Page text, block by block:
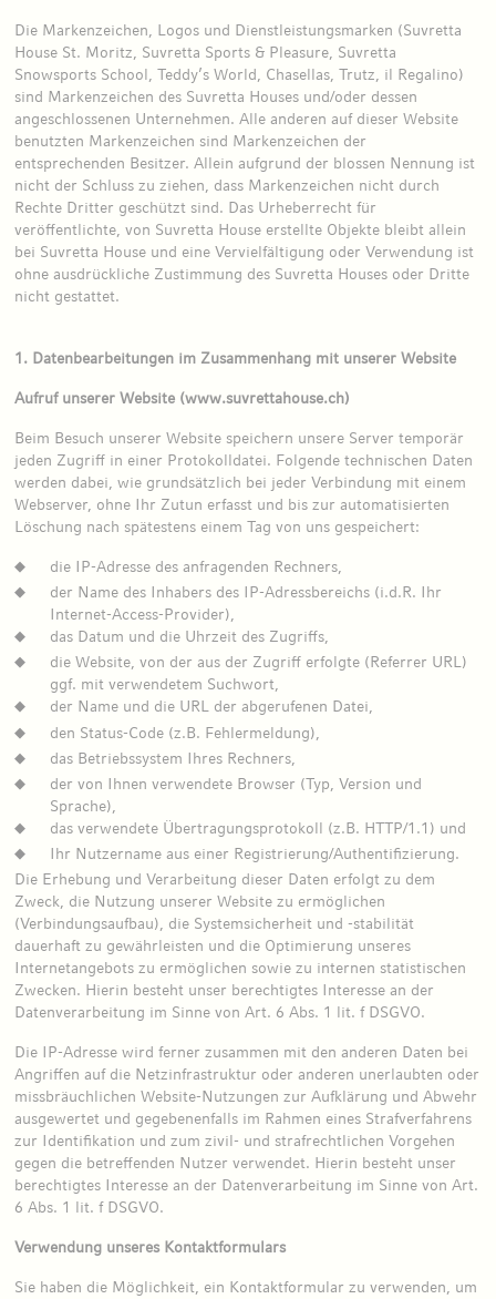
Die Markenzeichen, Logos und Dienstleistungsmarken (Suvretta
House St. Moritz, Suvretta Sports & Pleasure, Suvretta
Snowsports School, Teddy’s World, Chasellas, Trutz, il Regalino)
sind Markenzeichen des Suvretta Houses und/oder dessen
angeschlossenen Unternehmen. Alle anderen auf dieser Website
benutzten Markenzeichen sind Markenzeichen der
entsprechenden Besitzer. Allein aufgrund der blossen Nennung ist
nicht der Schluss zu ziehen, dass Markenzeichen nicht durch
Rechte Dritter geschützt sind. Das Urheberrecht für
veröffentlichte, von Suvretta House erstellte Objekte bleibt allein
bei Suvretta House und eine Vervielfältigung oder Verwendung ist
ohne ausdrückliche Zustimmung des Suvretta Houses oder Dritte
nicht gestattet.
1. Datenbearbeitungen im Zusammenhang mit unserer Website
Aufruf unserer Website (www.suvrettahouse.ch)
Beim Besuch unserer Website speichern unsere Server temporär
jeden Zugriff in einer Protokolldatei. Folgende technischen Daten
werden dabei, wie grundsätzlich bei jeder Verbindung mit einem
Webserver, ohne Ihr Zutun erfasst und bis zur automatisierten
Löschung nach spätestens einem Tag von uns gespeichert:
die IP-Adresse des anfragenden Rechners,
der Name des Inhabers des IP-Adressbereichs (i.d.R. Ihr
Internet-Access-Provider),
das Datum und die Uhrzeit des Zugriffs,
die Website, von der aus der Zugriff erfolgte (Referrer URL)
ggf. mit verwendetem Suchwort,
der Name und die URL der abgerufenen Datei,
den Status-Code (z.B. Fehlermeldung),
das Betriebssystem Ihres Rechners,
der von Ihnen verwendete Browser (Typ, Version und
Sprache),
das verwendete Übertragungsprotokoll (z.B. HTTP/1.1) und
Ihr Nutzername aus einer Registrierung/Authentifizierung.
Die Erhebung und Verarbeitung dieser Daten erfolgt zu dem
Zweck, die Nutzung unserer Website zu ermöglichen
(Verbindungsaufbau), die Systemsicherheit und -stabilität
dauerhaft zu gewährleisten und die Optimierung unseres
Internetangebots zu ermöglichen sowie zu internen statistischen
Zwecken. Hierin besteht unser berechtigtes Interesse an der
Datenverarbeitung im Sinne von Art. 6 Abs. 1 lit. f DSGVO.
Die IP-Adresse wird ferner zusammen mit den anderen Daten bei
Angriffen auf die Netzinfrastruktur oder anderen unerlaubten oder
missbräuchlichen Website-Nutzungen zur Aufklärung und Abwehr
ausgewertet und gegebenenfalls im Rahmen eines Strafverfahrens
zur Identifikation und zum zivil- und strafrechtlichen Vorgehen
gegen die betreffenden Nutzer verwendet. Hierin besteht unser
berechtigtes Interesse an der Datenverarbeitung im Sinne von Art.
6 Abs. 1 lit. f DSGVO.
Verwendung unseres Kontaktformulars
Sie haben die Möglichkeit, ein Kontaktformular zu verwenden, um